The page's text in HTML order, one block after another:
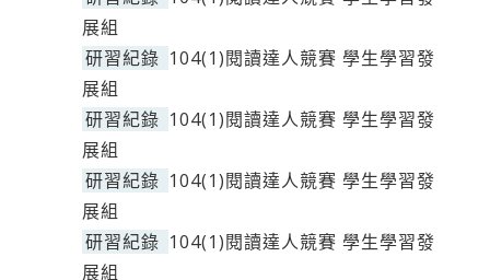
展組
研習紀錄 104(1)閱讀達人競賽 學生學習發
展組
研習紀錄 104(1)閱讀達人競賽 學生學習發
展組
研習紀錄 104(1)閱讀達人競賽 學生學習發
展組
研習紀錄 104(1)閱讀達人競賽 學生學習發
展組